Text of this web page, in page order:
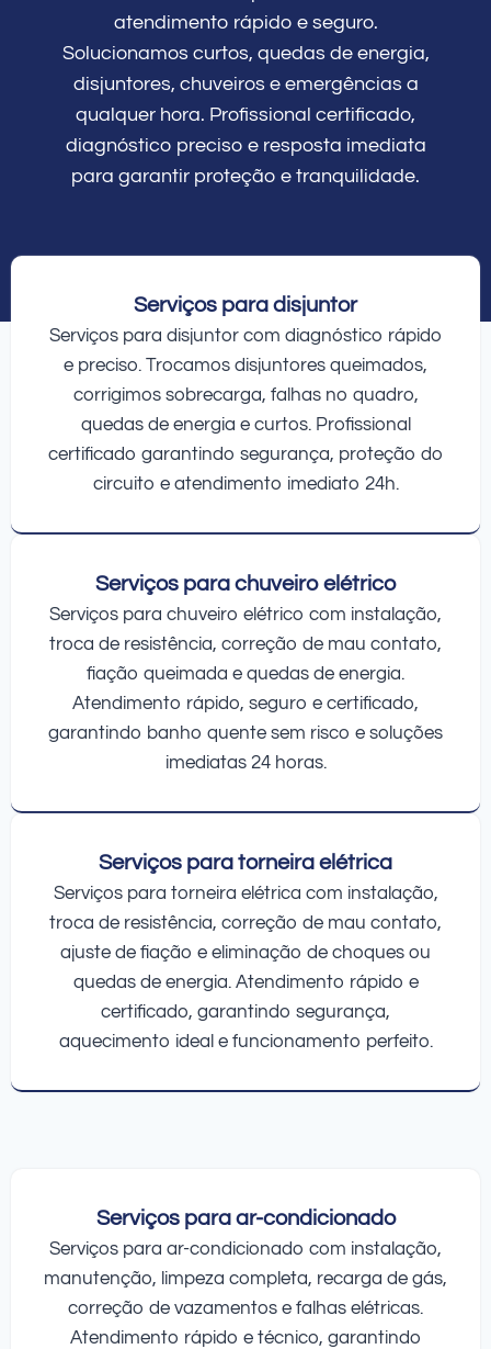
atendimento rápido e seguro.
Solucionamos curtos, quedas de energia,
disjuntores, chuveiros e emergências a
qualquer hora. Profissional certificado,
diagnóstico preciso e resposta imediata
para garantir proteção e tranquilidade.
Serviços para disjuntor
Serviços para disjuntor com diagnóstico rápido
e preciso. Trocamos disjuntores queimados,
corrigimos sobrecarga, falhas no quadro,
quedas de energia e curtos. Profissional
certificado garantindo segurança, proteção do
circuito e atendimento imediato 24h.
Serviços para chuveiro elétrico
Serviços para chuveiro elétrico com instalação,
troca de resistência, correção de mau contato,
fiação queimada e quedas de energia.
Atendimento rápido, seguro e certificado,
garantindo banho quente sem risco e soluções
imediatas 24 horas.
Serviços para torneira elétrica
Serviços para torneira elétrica com instalação,
troca de resistência, correção de mau contato,
ajuste de fiação e eliminação de choques ou
quedas de energia. Atendimento rápido e
certificado, garantindo segurança,
aquecimento ideal e funcionamento perfeito.
Serviços para ar-condicionado
Serviços para ar-condicionado com instalação,
manutenção, limpeza completa, recarga de gás,
correção de vazamentos e falhas elétricas.
Atendimento rápido e técnico, garantindo